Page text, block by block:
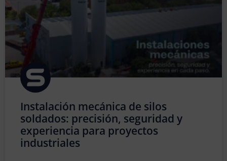
Instalación mecánica de silos
soldados: precisión, seguridad y
experiencia para proyectos
industriales